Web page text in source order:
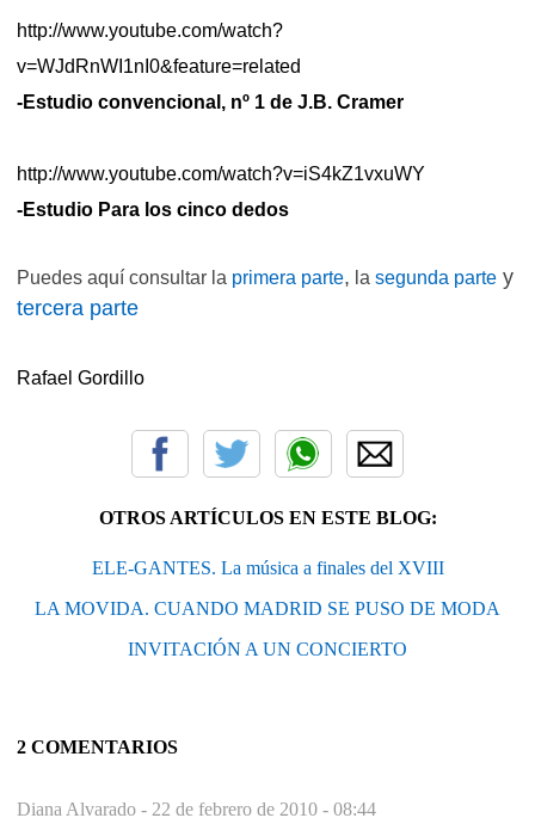
http://www.youtube.com/watch?
v=WJdRnWI1nI0&feature=related
-Estudio convencional, nº 1 de J.B. Cramer
http://www.youtube.com/watch?v=iS4kZ1vxuWY
-Estudio Para los cinco dedos
Puedes aquí consultar la primera parte, la segunda parte y
tercera parte
Rafael Gordillo
OTROS ARTÍCULOS EN ESTE BLOG:
ELE-GANTES. La música a finales del XVIII
LA MOVIDA. CUANDO MADRID SE PUSO DE MODA
INVITACIÓN A UN CONCIERTO
2 COMENTARIOS
Diana Alvarado - 22 de febrero de 2010 - 08:44